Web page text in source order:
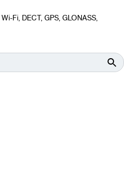
Fi, DECT, GPS, GLONASS,